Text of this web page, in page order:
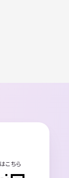
こちら